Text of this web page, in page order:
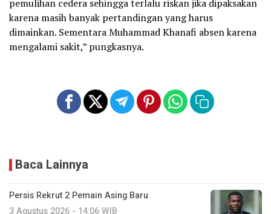
pemulihan cedera sehingga terlalu riskan jika dipaksakan
karena masih banyak pertandingan yang harus
dimainkan. Sementara Muhammad Khanafi absen karena
mengalami sakit,” pungkasnya.
Baca Lainnya
Persis Rekrut 2 Pemain Asing Baru
3 Agustus 2026 - 14:06 WIB